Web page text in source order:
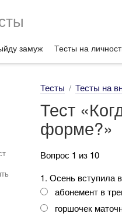
замуж Тесты на
Тесты Тесты на
Тест
форме?»
Вопрос 1 из 10
1. Осень вступила
абонемент в
горшочек